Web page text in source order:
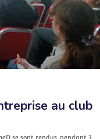
au club
se sont rendus, pendant 3